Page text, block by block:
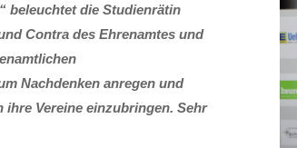
beleuchtet die Studienrätin
Contra des Ehrenamtes und
Nachdenken anregen und
Vereine einzubringen. Sehr